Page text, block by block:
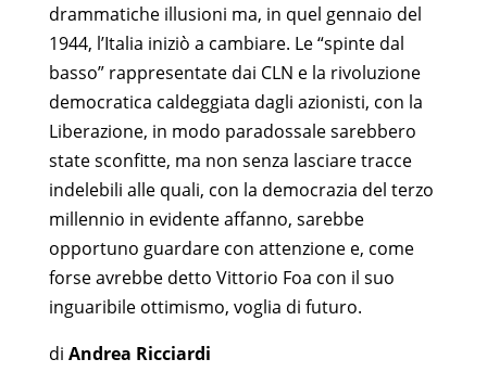
drammatiche illusioni ma, in quel gennaio del
1944, l’Italia iniziò a cambiare. Le “spinte dal
basso” rappresentate dai CLN e la rivoluzione
democratica caldeggiata dagli azionisti, con la
Liberazione, in modo paradossale sarebbero
state sconfitte, ma non senza lasciare tracce
indelebili alle quali, con la democrazia del terzo
millennio in evidente affanno, sarebbe
opportuno guardare con attenzione e, come
forse avrebbe detto Vittorio Foa con il suo
inguaribile ottimismo, voglia di futuro.
di Andrea Ricciardi